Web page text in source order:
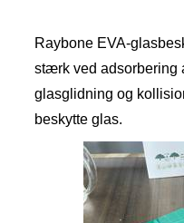
Raybone EVA-
stærk ved adsorbering
glasglidning og
beskytte glas.